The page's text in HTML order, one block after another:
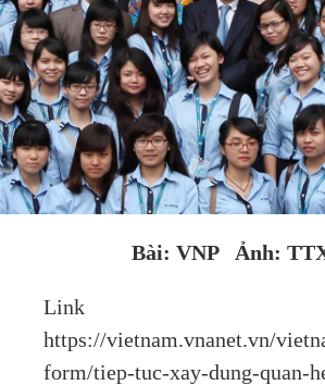
Bài: VNP Ảnh:
https://vietnam.vnanet.vn/
form/tiep-tuc-xay-dung-quan-